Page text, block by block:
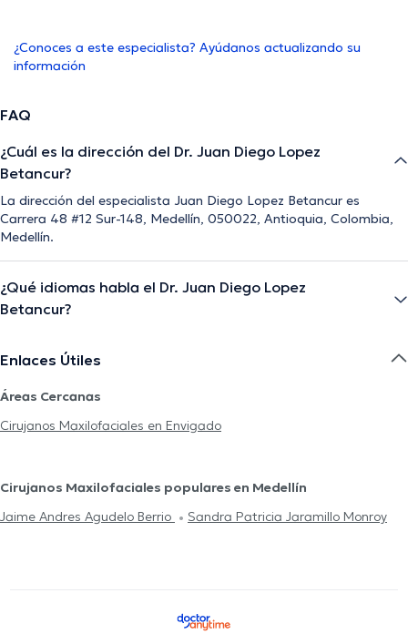
¿Conoces a este especialista? Ayúdanos actualizando su
información
FAQ
¿Cuál es la dirección del Dr. Juan Diego Lopez
Betancur?
La dirección del especialista Juan Diego Lopez Betancur es
Carrera 48 #12 Sur-148, Medellín, 050022, Antioquia, Colombia,
Medellín.
¿Qué idiomas habla el Dr. Juan Diego Lopez
Betancur?
Enlaces Útiles
Áreas Cercanas
Cirujanos Maxilofaciales en Envigado
Cirujanos Maxilofaciales populares en Medellín
Jaime Andres Agudelo Berrio
Sandra Patricia Jaramillo Monroy